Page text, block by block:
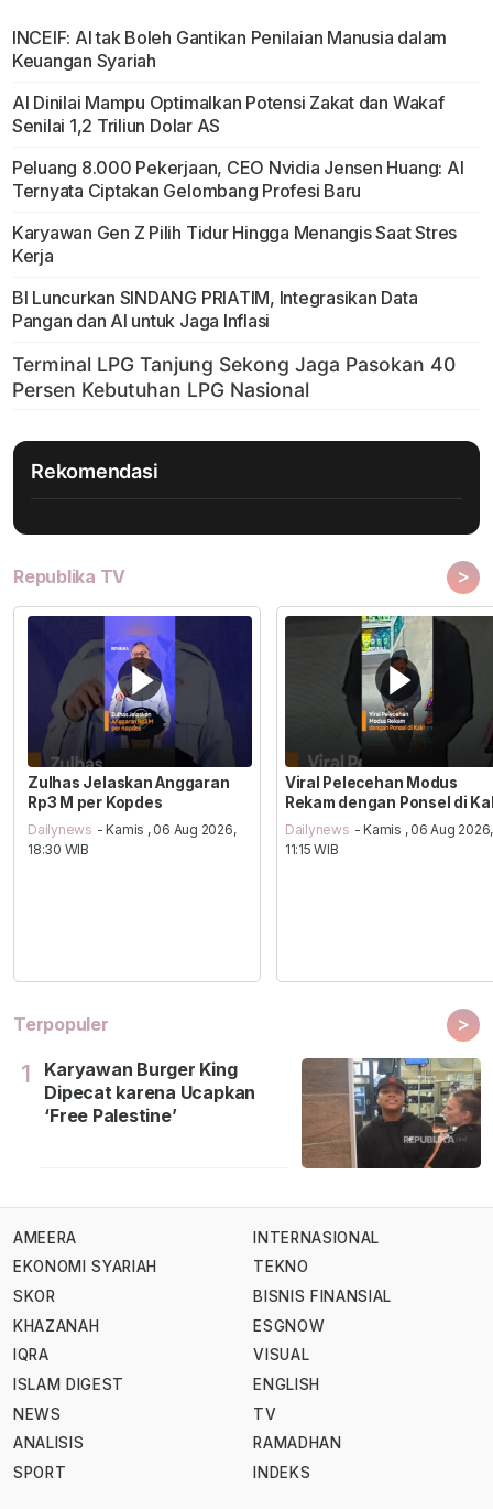
INCEIF: AI tak Boleh Gantikan Penilaian Manusia dalam
Keuangan Syariah
AI Dinilai Mampu Optimalkan Potensi Zakat dan Wakaf
Senilai 1,2 Triliun Dolar AS
Peluang 8.000 Pekerjaan, CEO Nvidia Jensen Huang: AI
Ternyata Ciptakan Gelombang Profesi Baru
Karyawan Gen Z Pilih Tidur Hingga Menangis Saat Stres
Kerja
BI Luncurkan SINDANG PRIATIM, Integrasikan Data
Pangan dan AI untuk Jaga Inflasi
Rekomendasi
Republika TV >
Zulhas Jelaskan Anggaran
Rp3 M per Kopdes
Dailynews - Kamis , 06 Aug 2026,
18:30 WIB
Viral Pelecehan Modus
Rekam dengan Ponsel di
Dailynews - Kamis , 06 Aug 2026,
11:15 WIB
Terpopuler >
1
Karyawan Burger King
Dipecat karena Ucapkan
‘Free Palestine’
AMEERA
EKONOMI SYARIAH
SKOR
KHAZANAH
IQRA
ISLAM DIGEST
NEWS
ANALISIS
SPORT
INTERNASIONAL
TEKNO
BISNIS FINANSIAL
ESGNOW
VISUAL
ENGLISH
TV
RAMADHAN
INDEKS